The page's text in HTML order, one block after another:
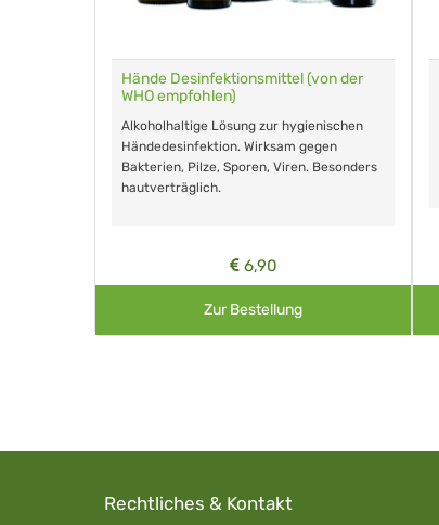
Hände Desinfektionsmittel (von der
WHO empfohlen)
Alkoholhaltige Lösung zur hygienischen
Händedesinfektion. Wirksam gegen
Bakterien, Pilze, Sporen, Viren. Besonders
hautverträglich.
6,90
Zur Bestellung
Rechtliches & Kontakt